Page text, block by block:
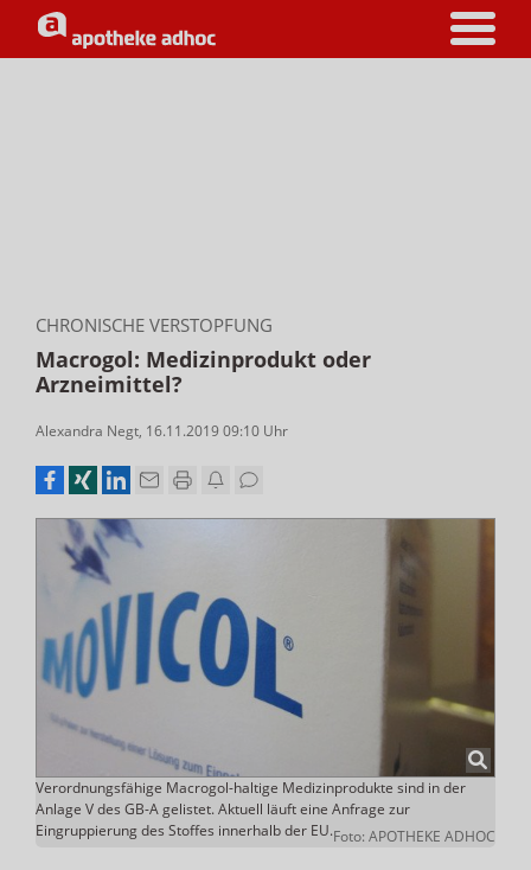
CHRONISCHE VERSTOPFUNG
Macrogol: Medizinprodukt oder
Arzneimittel?
Alexandra Negt, 16.11.2019 09:10 Uhr
Verordnungsfähige Macrogol-haltige Medizinprodukte sind in der
Anlage V des GB-A gelistet. Aktuell läuft eine Anfrage zur
Eingruppierung des Stoffes innerhalb der EU.Foto: APOTHEKE ADHOC